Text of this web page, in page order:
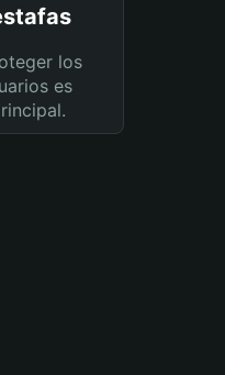
los
es